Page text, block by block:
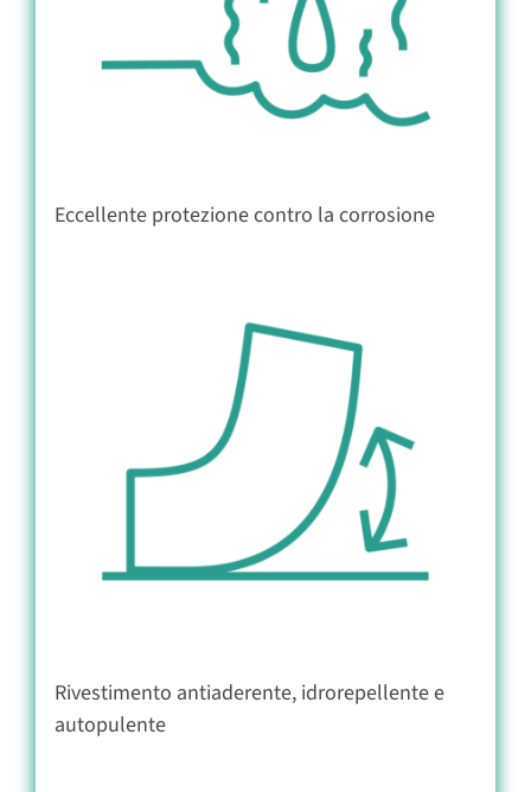
Eccellente protezione contro la corrosione
Rivestimento antiaderente, idrorepellente e
autopulente